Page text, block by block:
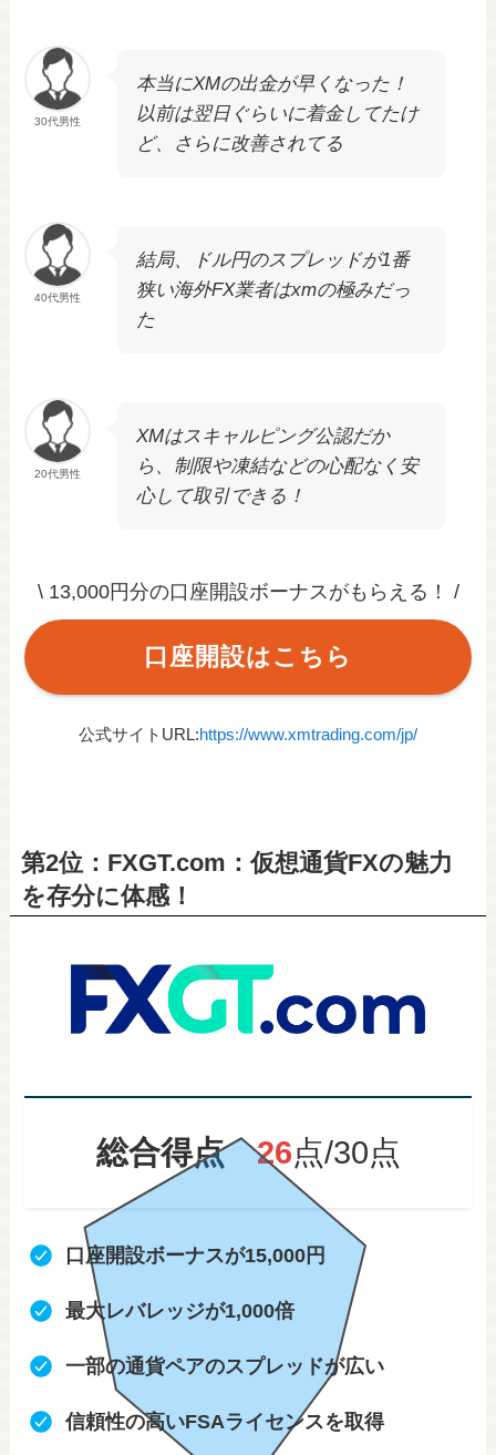
30代男性
本当にXMの出金が早くなった！
以前は翌日ぐらいに着金してたけ
ど、さらに改善されてる
40代男性
結局、ドル円のスプレッドが1番
狭い海外FX業者はxmの極みだっ
た
20代男性
XMはスキャルピング公認だか
ら、制限や凍結などの心配なく安
心して取引できる！
\ 13,000円分の口座開設ボーナスがもらえる！ /
口座開設はこちら
公式サイトURL:https://www.xmtrading.com/jp/
第2位：FXGT.com：仮想通貨FXの魅力
を存分に体感！
総合得点26点/30点
口座開設ボーナスが15,000円
最大レバレッジが1,000倍
一部の通貨ペアのスプレッドが広い
信頼性の高いFSAライセンスを取得